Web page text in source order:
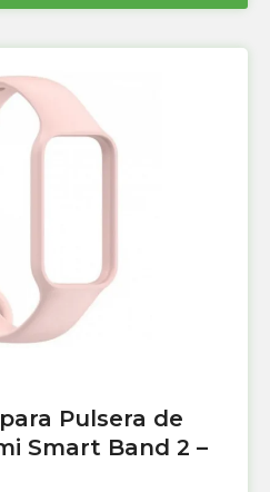
Pulsera de
Smart Band 2 –